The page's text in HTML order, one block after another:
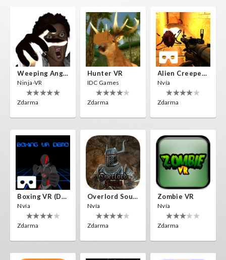
Weeping Angels VR
Ninja-VR
Zdarma
Hunter VR
IDC Games
Zdarma
Alien Creepers VR
Nvía
Zdarma
Boxing VR (Demo)
Nvía
Zdarma
Overlord Souls
Nvía
Zdarma
Zombie VR
Nvía
Zdarma